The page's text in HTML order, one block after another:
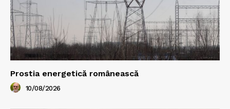
Prostia energetică românească
10/08/2026